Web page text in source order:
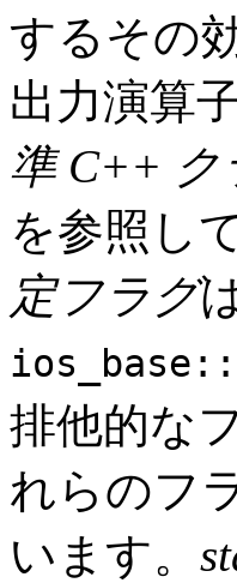
するその
出力演算
準 C++
を参照し
定フラグ
排他的な
れらのフ
います。